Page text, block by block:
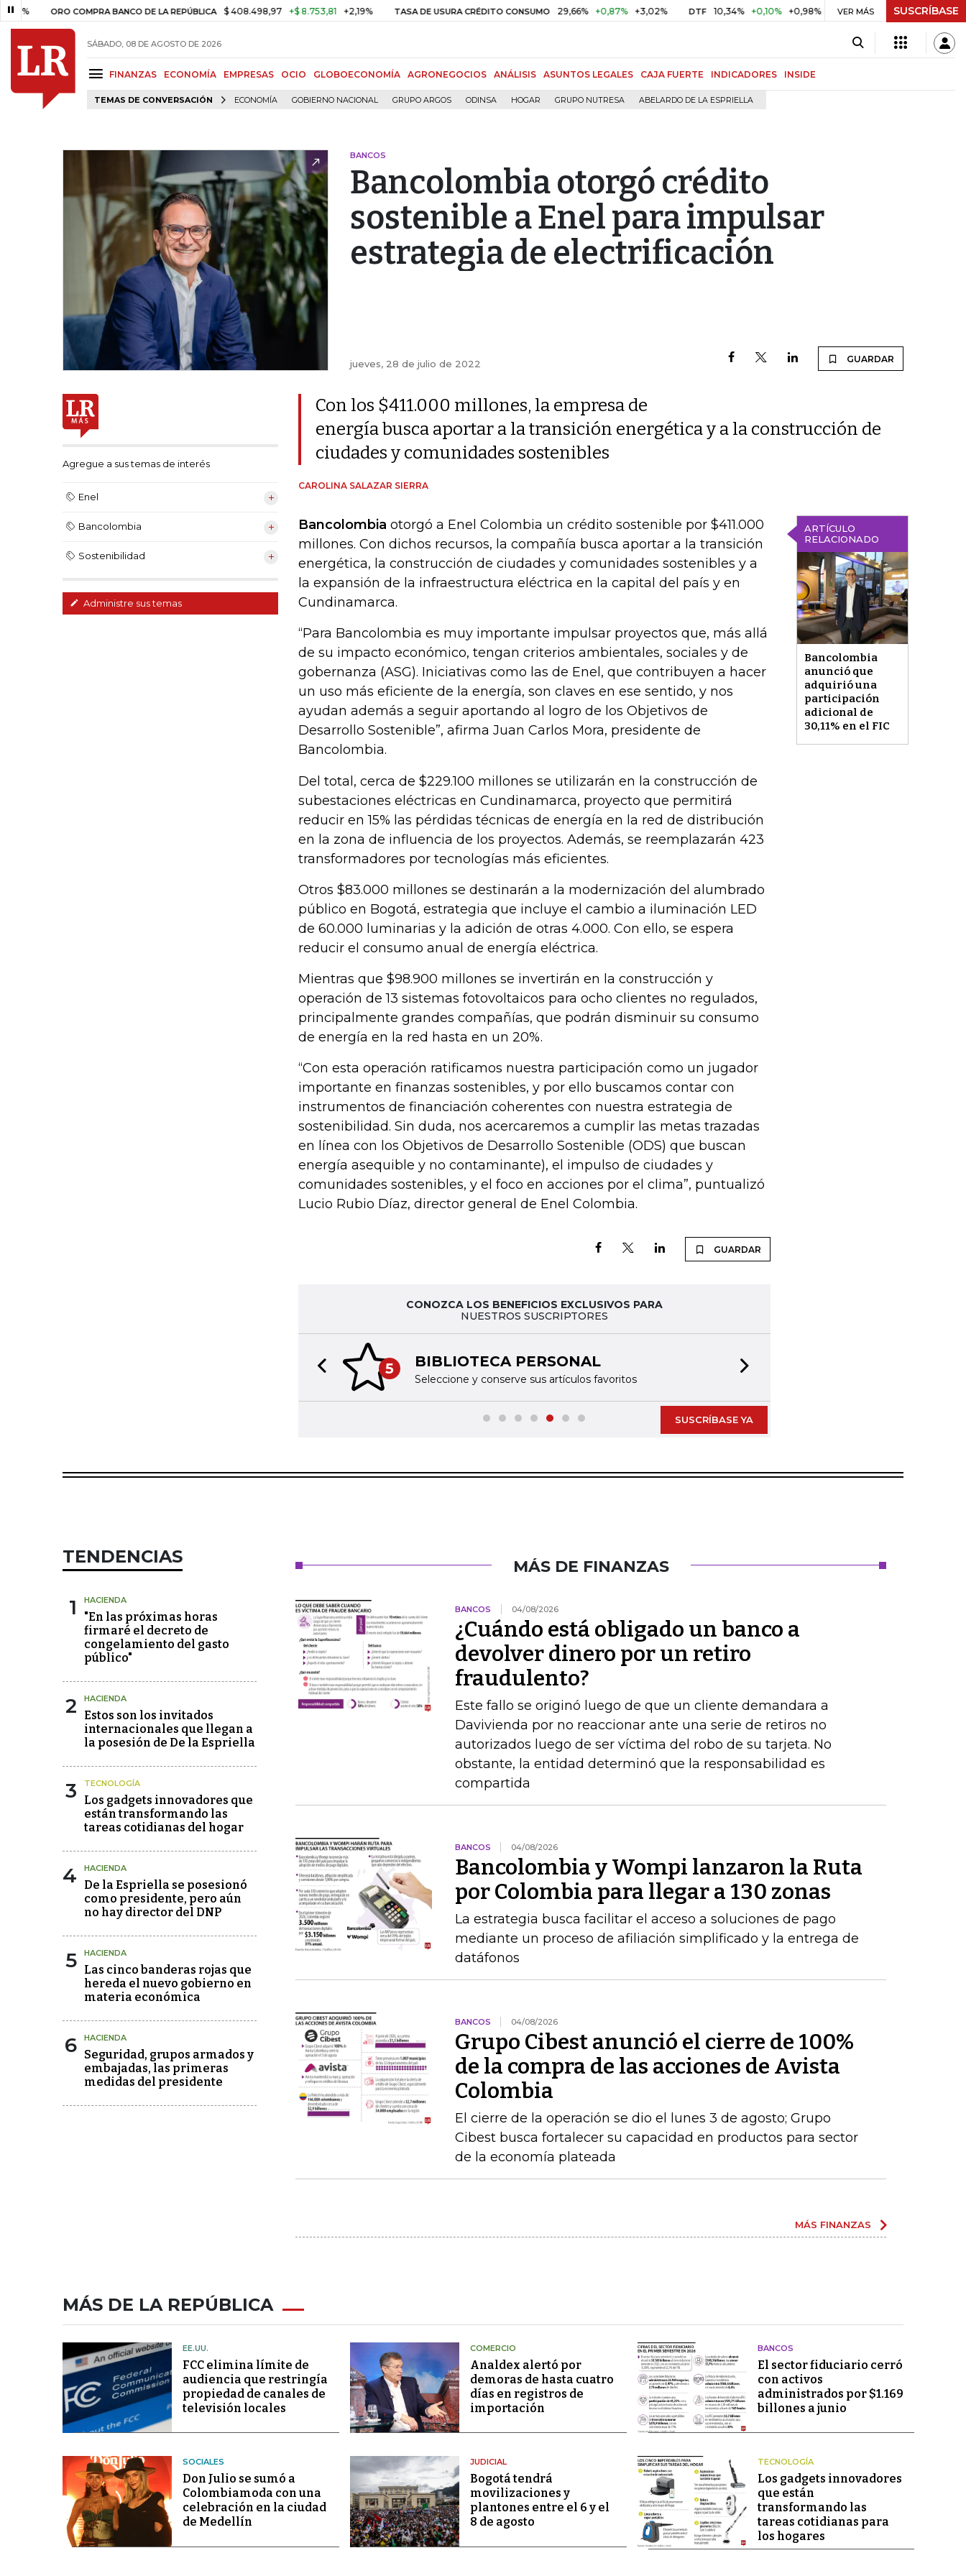
ORO COMPRA BANCO DE LA REPÚBLICA $ 408.498,97 +$ 8.753,81 +2,19% TASA DE USURA CRÉDITO CONSUMO 29,66% +0,87% +3,02% DTF 10,34% +0,10% +0,98% UVR $ 416,96 +$ 0,05 +0,01%
VER MÁS SUSCRÍBASE
SÁBADO, 08 DE AGOSTO DE 2026
FINANZAS ECONOMÍA EMPRESAS OCIO GLOBOECONOMÍA AGRONEGOCIOS ANÁLISIS ASUNTOS LEGALES CAJA FUERTE INDICADORES INSIDE
TEMAS DE CONVERSACIÓN ECONOMÍA GOBIERNO NACIONAL GRUPO ARGOS ODINSA HOGAR GRUPO NUTRESA ABELARDO DE LA ESPRIELLA
BANCOS
Bancolombia otorgó crédito
sostenible a Enel para impulsar
estrategia de electrificación
jueves, 28 de julio de 2022 GUARDAR
Agregue a sus temas de interés
Enel
Bancolombia
Sostenibilidad
Administre sus temas
Con los $411.000 millones, la empresa de
energía busca aportar a la transición energética y a la construcción de
ciudades y comunidades sostenibles
CAROLINA SALAZAR SIERRA
ARTÍCULO
RELACIONADO
Bancolombia
anunció que
adquirió una
participación
adicional de
30,11% en el FIC
Bancolombia otorgó a Enel Colombia un crédito sostenible por $411.000
millones. Con dichos recursos, la compañía busca aportar a la transición
energética, la construcción de ciudades y comunidades sostenibles y a
la expansión de la infraestructura eléctrica en la capital del país y en
Cundinamarca.
“Para Bancolombia es muy importante impulsar proyectos que, más allá
de su impacto económico, tengan criterios ambientales, sociales y de
gobernanza (ASG). Iniciativas como las de Enel, que contribuyen a hacer
un uso más eficiente de la energía, son claves en ese sentido, y nos
ayudan además a seguir aportando al logro de los Objetivos de
Desarrollo Sostenible”, afirma Juan Carlos Mora, presidente de
Bancolombia.
Del total, cerca de $229.100 millones se utilizarán en la construcción de
subestaciones eléctricas en Cundinamarca, proyecto que permitirá
reducir en 15% las pérdidas técnicas de energía en la red de distribución
en la zona de influencia de los proyectos. Además, se reemplazarán 423
transformadores por tecnologías más eficientes.
Otros $83.000 millones se destinarán a la modernización del alumbrado
público en Bogotá, estrategia que incluye el cambio a iluminación LED
de 60.000 luminarias y la adición de otras 4.000. Con ello, se espera
reducir el consumo anual de energía eléctrica.
Mientras que $98.900 millones se invertirán en la construcción y
operación de 13 sistemas fotovoltaicos para ocho clientes no regulados,
principalmente grandes compañías, que podrán disminuir su consumo
de energía en la red hasta en un 20%.
“Con esta operación ratificamos nuestra participación como un jugador
importante en finanzas sostenibles, y por ello buscamos contar con
instrumentos de financiación coherentes con nuestra estrategia de
sostenibilidad. Sin duda, nos acercaremos a cumplir las metas trazadas
en línea con los Objetivos de Desarrollo Sostenible (ODS) que buscan
energía asequible y no contaminante), el impulso de ciudades y
comunidades sostenibles, y el foco en acciones por el clima”, puntualizó
Lucio Rubio Díaz, director general de Enel Colombia.
GUARDAR
CONOZCA LOS BENEFICIOS EXCLUSIVOS PARA
NUESTROS SUSCRIPTORES
5 BIBLIOTECA PERSONAL
Seleccione y conserve sus artículos favoritos
Previous slide
SUSCRÍBASE YA
TENDENCIAS
1 HACIENDA
"En las próximas horas
firmaré el decreto de
congelamiento del gasto
público"
2 HACIENDA
Estos son los invitados
internacionales que llegan a
la posesión de De la Espriella
3 TECNOLOGÍA
Los gadgets innovadores que
están transformando las
tareas cotidianas del hogar
4 HACIENDA
De la Espriella se posesionó
como presidente, pero aún
no hay director del DNP
5 HACIENDA
Las cinco banderas rojas que
hereda el nuevo gobierno en
materia económica
6 HACIENDA
Seguridad, grupos armados y
embajadas, las primeras
medidas del presidente
MÁS DE FINANZAS
BANCOS 04/08/2026
¿Cuándo está obligado un banco a
devolver dinero por un retiro
fraudulento?
Este fallo se originó luego de que un cliente demandara a
Davivienda por no reaccionar ante una serie de retiros no
autorizados luego de ser víctima del robo de su tarjeta. No
obstante, la entidad determinó que la responsabilidad es
compartida
BANCOS 04/08/2026
Bancolombia y Wompi lanzaron la Ruta
por Colombia para llegar a 130 zonas
La estrategia busca facilitar el acceso a soluciones de pago
mediante un proceso de afiliación simplificado y la entrega de
datáfonos
BANCOS 04/08/2026
Grupo Cibest anunció el cierre de 100%
de la compra de las acciones de Avista
Colombia
El cierre de la operación se dio el lunes 3 de agosto; Grupo
Cibest busca fortalecer su capacidad en productos para sector
de la economía plateada
MÁS FINANZAS
MÁS DE LA REPÚBLICA
EE.UU.
FCC elimina límite de
audiencia que restringía
propiedad de canales de
televisión locales
COMERCIO
Analdex alertó por
demoras de hasta cuatro
días en registros de
importación
BANCOS
El sector fiduciario cerró
con activos
administrados por $1.169
billones a junio
SOCIALES
Don Julio se sumó a
Colombiamoda con una
celebración en la ciudad
de Medellín
JUDICIAL
Bogotá tendrá
movilizaciones y
plantones entre el 6 y el
8 de agosto
TECNOLOGÍA
Los gadgets innovadores
que están
transformando las
tareas cotidianas para
los hogares